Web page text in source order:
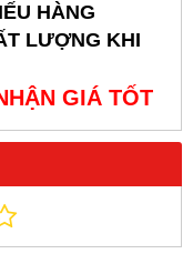
HÀNG
LƯỢNG KHI
GIÁ TỐT